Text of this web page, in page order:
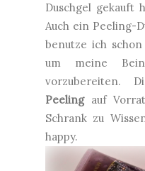
Duschgel gekauft
Auch ein Peeling-
benutze ich
um meine
vorzubereiten.
Peeling auf
Schrank zu
happy.